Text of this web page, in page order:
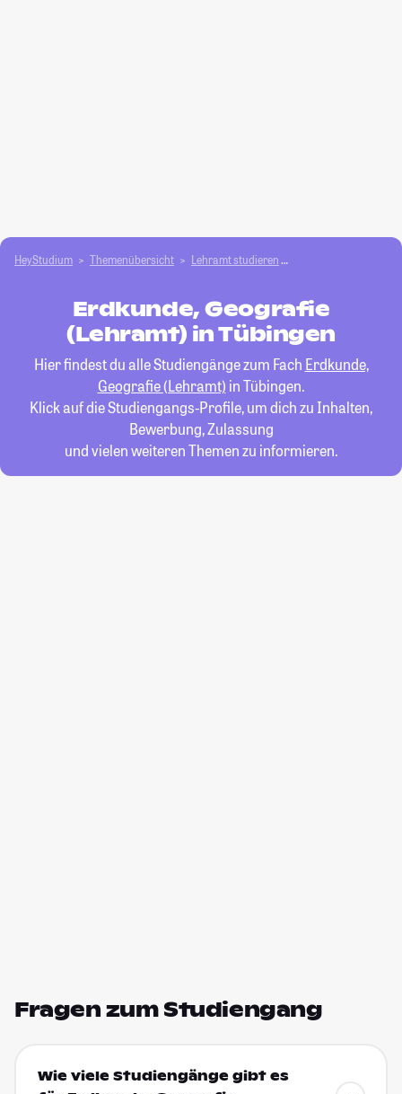
HeyStudium Themenübersicht Lehramt studieren
Erdkunde, Geografie
(Lehramt) in Tübingen
Hier findest du alle Studiengänge zum Fach Erdkunde,
Geografie (Lehramt) in Tübingen.
Klick auf die Studiengangs-Profile, um dich zu Inhalten,
Bewerbung, Zulassung
und vielen weiteren Themen zu informieren.
Fragen zum Studiengang
Wie viele Studiengänge gibt es